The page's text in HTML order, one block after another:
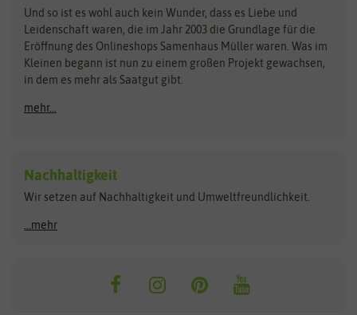
Zimmer & Kübelpflanzen
Kataloge
Schnäppchen
Anzucht & Gartenzubehör
Anzuchtschalen
Heizmatte & Heizkabel
Kokos-Quelltabletten
Zimmergewächshaus
BIOWOL
Blumicorn
Bûten Birds
Carl Pabst
Feldsaaten Freudenberger
Fertil
Flora Elite
Florissa
Flortis
Franchi Sementi
Hortitops
JUB Holland
Und so ist es wohl auch kein Wunder, dass es Liebe und
Leidenschaft waren, die im Jahr 2003 die Grundlage für die
Eröffnung des Onlineshops Samenhaus Müller waren. Was im
Kleinen begann ist nun zu einem großen Projekt gewachsen,
in dem es mehr als Saatgut gibt.
mehr...
Nachhaltigkeit
Wir setzen auf Nachhaltigkeit und Umweltfreundlichkeit.
...mehr